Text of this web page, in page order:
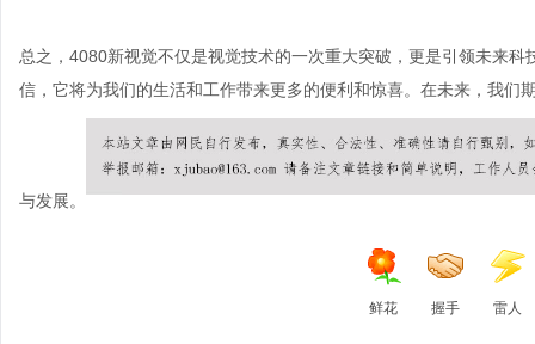
总之，4080新视觉不仅是视觉技术的一次重大突破，更是引领未来
信，它将为我们的生活和工作带来更多的便利和惊喜。在未来，我
与发展。
鲜花 握手 雷人